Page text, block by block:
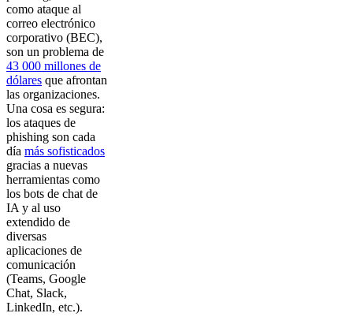
como ataque al
correo electrónico
corporativo (BEC),
son un problema de
43 000 millones de
dólares que afrontan
las organizaciones.
Una cosa es segura:
los ataques de
phishing son cada
día más sofisticados
gracias a nuevas
herramientas como
los bots de chat de
IA y al uso
extendido de
diversas
aplicaciones de
comunicación
(Teams, Google
Chat, Slack,
LinkedIn, etc.).